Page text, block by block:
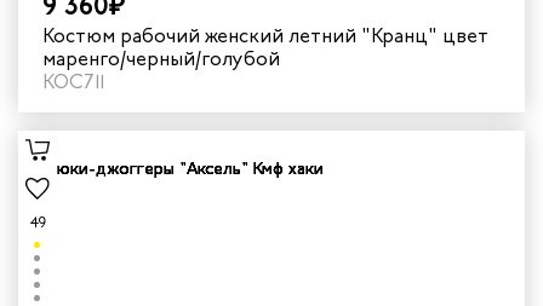
Костюм рабочий женский летний "Кранц" цвет
маренго/черный/голубой
КОС711
49